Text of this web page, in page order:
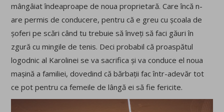
mângâiat îndeaproape de noua proprietară. Care încă n-
are permis de conducere, pentru că e greu cu școala de
șoferi pe scări când tu trebuie să înveți să faci găuri în
zgură cu mingile de tenis. Deci probabil că proaspătul
logodnic al Karolinei se va sacrifica și va conduce el noua
mașină a familiei, dovedind că bărbații fac într-adevăr tot
ce pot pentru ca femeile de lângă ei să fie fericite.